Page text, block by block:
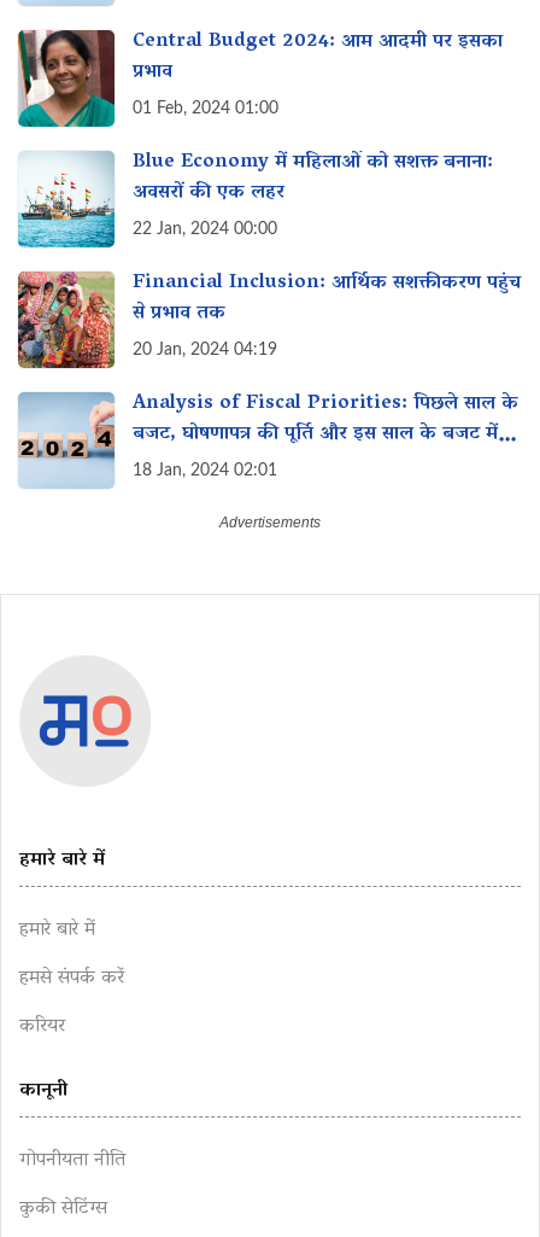
Central Budget 2024: आम आदमी पर इसका
प्रभाव
01 Feb, 2024 01:00
Blue Economy में महिलाओं को सशक्त बनाना:
अवसरों की एक लहर
22 Jan, 2024 00:00
Financial Inclusion: आर्थिक सशक्तीकरण पहुंच
से प्रभाव तक
20 Jan, 2024 04:19
Analysis of Fiscal Priorities: पिछले साल के
बजट, घोषणापत्र की पूर्ति और इस साल के बजट में
महिलाओं के लिए विशेष इच्छा
18 Jan, 2024 02:01
हमारे बारे में
हमारे बारे में
हमसे संपर्क करें
करियर
कानूनी
गोपनीयता नीति
कुकी सेटिंग्स